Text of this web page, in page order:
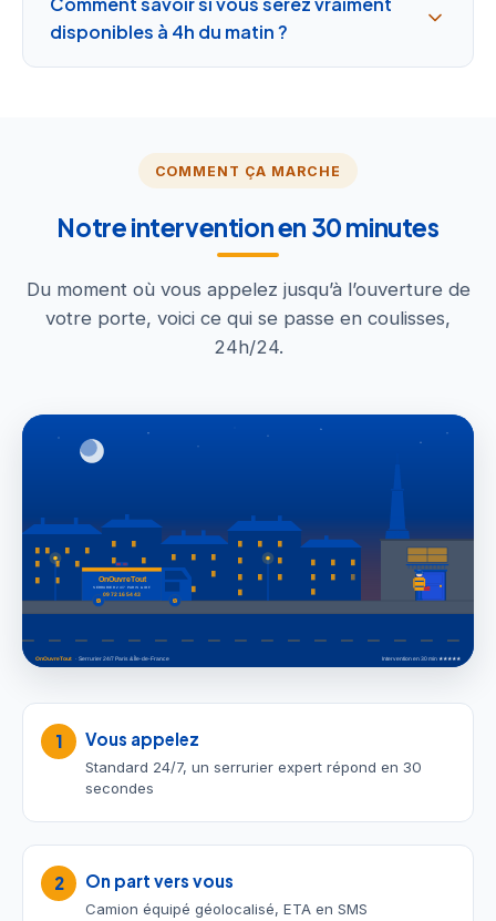
disponibles à 4h du matin ?
COMMENT ÇA MARCHE
Notre intervention en 30 minutes
Du moment où vous appelez jusqu’à l’ouverture de
votre porte, voici ce qui se passe en coulisses,
24h/24.
1 Vous appelez
Standard 24/7, un serrurier expert répond en 30
secondes
2 On part vers vous
Camion équipé géolocalisé, ETA en SMS